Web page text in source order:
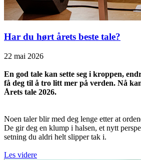
Har du hørt årets beste tale?
22 mai 2026
En god tale kan sette seg i kroppen,
få deg til å tro litt mer på verden. Nå
Årets tale 2026.
Noen taler blir med deg lenge etter at
De gir deg en klump i halsen, et nytt
setning du aldri helt slipper tak i.
Les videre